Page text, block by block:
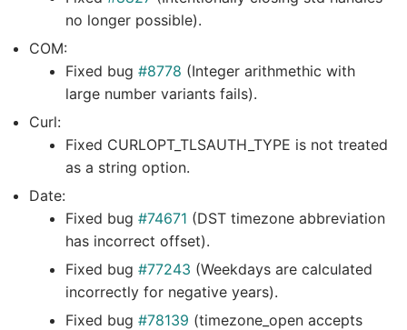
no longer possible).
COM:
Fixed bug #8778 (Integer arithmethic with
large number variants fails).
Curl:
Fixed CURLOPT_TLSAUTH_TYPE is not treated
as a string option.
Date:
Fixed bug #74671 (DST timezone abbreviation
has incorrect offset).
Fixed bug #77243 (Weekdays are calculated
incorrectly for negative years).
Fixed bug #78139 (timezone_open accepts